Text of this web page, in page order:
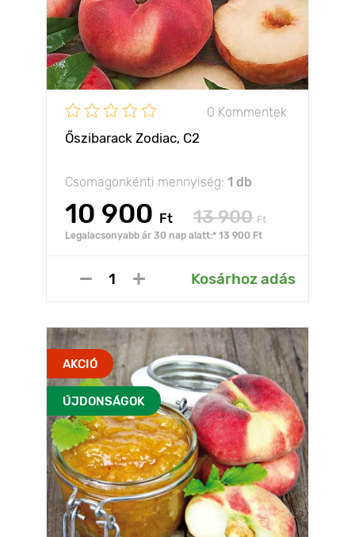
0 Kommentek
Őszibarack Zodiac, C2
Csomagonkénti mennyiség: 1 db
10 900 Ft 13 900 Ft
Legalacsonyabb ár 30 nap alatt:* 13 900 Ft
Kosárhoz adás
AKCIÓ
ÚJDONSÁGOK